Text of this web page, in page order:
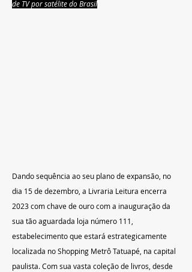
de TV por satélite do Brasil
Dando sequência ao seu plano de expansão, no
dia 15 de dezembro, a Livraria Leitura encerra
2023 com chave de ouro com a inauguração da
sua tão aguardada loja número 111,
estabelecimento que estará estrategicamente
localizada no Shopping Metrô Tatuapé, na capital
paulista. Com sua vasta coleção de livros, desde